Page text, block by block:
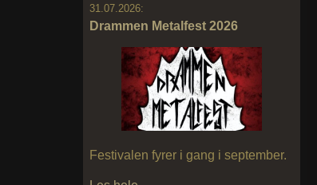
31.07.2026:
Drammen Metalfest 2026
Festivalen fyrer i gang i september.